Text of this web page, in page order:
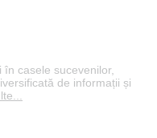
în casele sucevenilor,
de informații și